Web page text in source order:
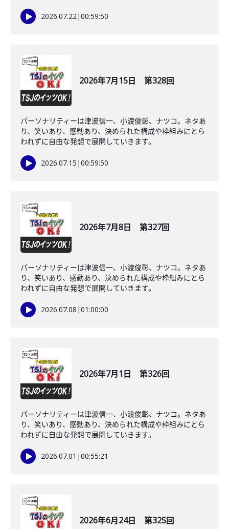
2026.07.22|00:59:50
2026年7月15日 第328回
パーソナリティーは津波信一、小渡俊彰、ナツコ。ネタあ
り、笑いあり、感動あり、決められた構成や枠組みにとら
われずに自由な発想で展開していきます。
2026.07.15 |00:59:50
2026年7月8日 第327回
パーソナリティーは津波信一、小渡俊彰、ナツコ。ネタあ
り、笑いあり、感動あり、決められた構成や枠組みにとら
われずに自由な発想で展開していきます。
2026.07.08 |01:00:00
2026年7月1日 第326回
パーソナリティーは津波信一、小渡俊彰、ナツコ。ネタあ
り、笑いあり、感動あり、決められた構成や枠組みにとら
われずに自由な発想で展開していきます。
2026.07.01 |00:55:21
2026年6月24日 第325回